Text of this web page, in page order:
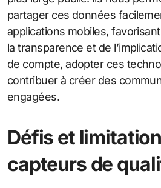
partager ces données
applications mobiles,
la transparence et de
de compte, adopter ces
contribuer à créer des
engagées.
Défis et
capteurs de